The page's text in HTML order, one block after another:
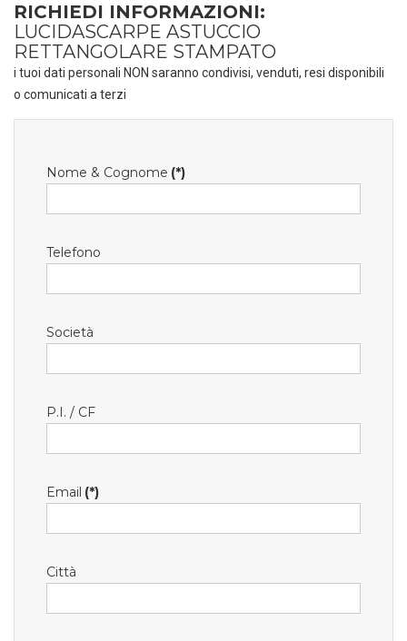
RICHIEDI INFORMAZIONI:
LUCIDASCARPE ASTUCCIO
RETTANGOLARE STAMPATO
i tuoi dati personali NON saranno condivisi, venduti, resi disponibili
o comunicati a terzi
Nome & Cognome (*)
Telefono
Società
P.I. / CF
Email (*)
Città